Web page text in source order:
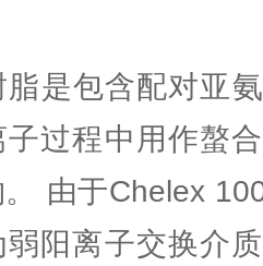
脂是包含配对亚
过程中用作螯
由于Chelex
弱阳离子交换介